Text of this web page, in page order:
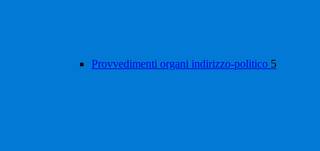
Provvedimenti organi indirizzo-politico 5